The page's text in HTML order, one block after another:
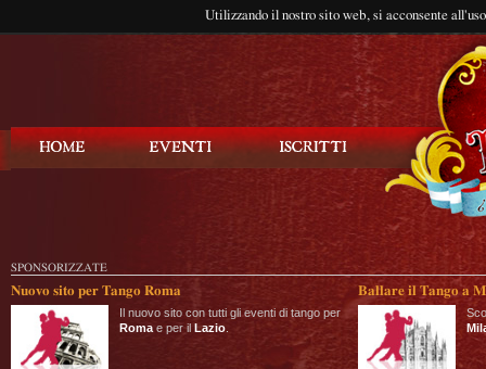
Utilizzando il nostro sito web, si acconsente
SPONSORIZZATE
Nuovo sito per Tango Roma
Il nuovo sito con tutti gli eventi di tango per
Roma e per il Lazio
Ballare il Tango a